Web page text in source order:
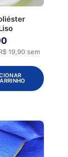
19,90 sem